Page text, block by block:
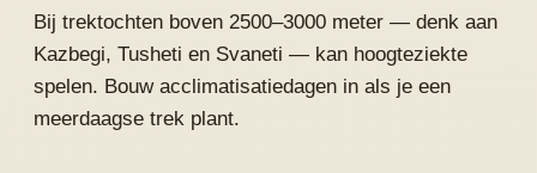
Bij trektochten boven 2500–3000 meter — denk aan
Kazbegi, Tusheti en Svaneti — kan hoogteziekte
spelen. Bouw acclimatisatiedagen in als je een
meerdaagse trek plant.